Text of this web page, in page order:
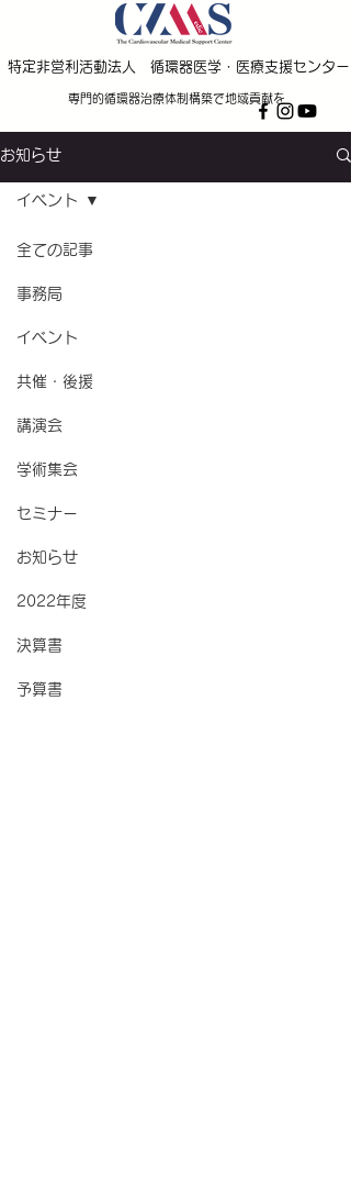
特定非営利活動法人 循環器医学・医療支援センター
専門的循環器治療体制構築で地域貢献を
お知らせ
全ての記事
事務局
イベント
共催・後援
講演会
学術集会
セミナー
お知らせ
2022年度
決算書
予算書
イベント